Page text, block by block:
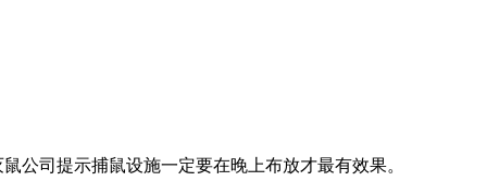
公司提示捕鼠设施一定要在晚上布放才最有效果。